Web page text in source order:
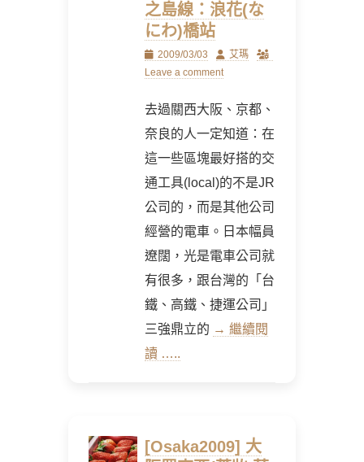
之島線：浪花(な
にわ)橋站
Posted
on
2009/03/03 Author
艾瑪
Leave a comment
去過關西大阪、京都、
奈良的人一定知道：在
這一些區塊最好搭的交
通工具(local)的不是JR
公司的，而是其他公司
經營的電車。日本幅員
遼闊，光是電車公司就
有很多，跟台灣的「台
鐵、高鐵、捷運公司」
三強鼎立的 → 繼續閱
讀 …..
[Osaka2009] 大